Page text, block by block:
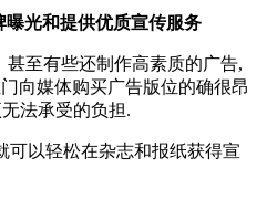
曝光和提供优质宣传服务
甚至有些还制作高素质的广告,
向媒体购买广告版位的确很昂
法承受的负担.
可以轻松在杂志和报纸获得宣